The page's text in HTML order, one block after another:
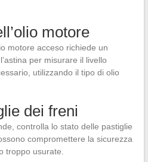
motore
motore acceso richiede un
per misurare il livello
utilizzando il tipo di olio
dei freni
controlla lo stato delle pastiglie
compromettere la sicurezza
troppo usurate.